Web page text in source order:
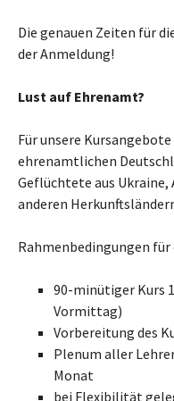
Die genauen Zeiten für
der Anmeldung!
Lust auf Ehrenamt?
Für unsere
ehrenamtlichen
Geflüchtete aus Ukraine,
anderen
Rahmenbedingungen
90-minütiger Kurs
Vormittag)
Vorbereitung des
Plenum aller
Monat
bei Flexibilität